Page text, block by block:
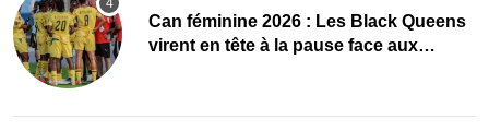
‎Can féminine 2026 : Les Black Queens
virent en tête à la pause face aux